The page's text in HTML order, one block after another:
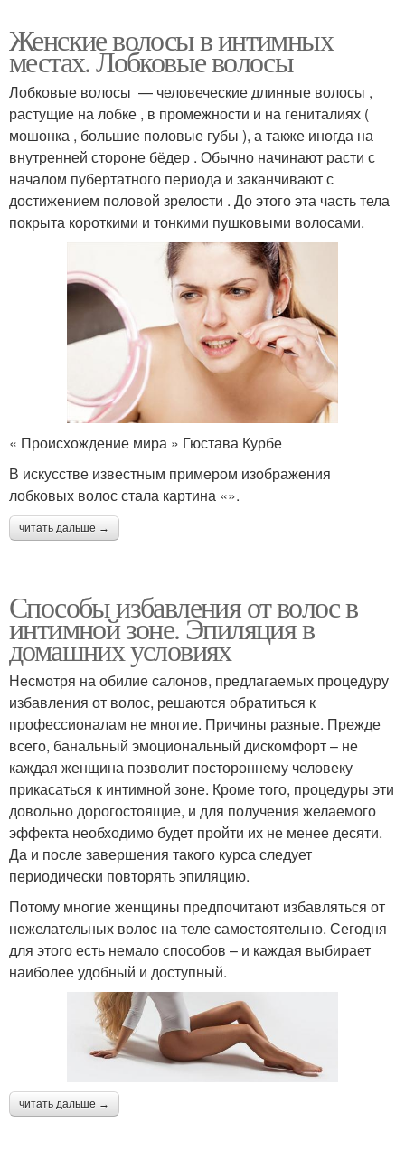
Женские волосы в интимных
местах. Лобковые волосы
Лобковые волосы — человеческие длинные волосы ,
растущие на лобке , в промежности и на гениталиях (
мошонка , большие половые губы ), а также иногда на
внутренней стороне бёдер . Обычно начинают расти с
началом пубертатного периода и заканчивают с
достижением половой зрелости . До этого эта часть тела
покрыта короткими и тонкими пушковыми волосами.
« Происхождение мира » Гюстава Курбе
В искусстве известным примером изображения
лобковых волос стала картина «».
читать дальше →
Способы избавления от волос в
интимной зоне. Эпиляция в
домашних условиях
Несмотря на обилие салонов, предлагаемых процедуру
избавления от волос, решаются обратиться к
профессионалам не многие. Причины разные. Прежде
всего, банальный эмоциональный дискомфорт – не
каждая женщина позволит постороннему человеку
прикасаться к интимной зоне. Кроме того, процедуры эти
довольно дорогостоящие, и для получения желаемого
эффекта необходимо будет пройти их не менее десяти.
Да и после завершения такого курса следует
периодически повторять эпиляцию.
Потому многие женщины предпочитают избавляться от
нежелательных волос на теле самостоятельно. Сегодня
для этого есть немало способов – и каждая выбирает
наиболее удобный и доступный.
читать дальше →